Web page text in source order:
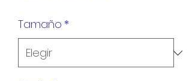
Tamaño *